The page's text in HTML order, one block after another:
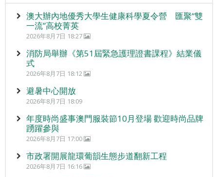
澳大辦內地優秀大學生健康科學夏令營 匯聚“雙
一流”高校菁英
2026年8月7日 18:27
消防局舉辦《第51屆緊急護理證書課程》結業儀
式
2026年8月7日 18:12
避暑中心開放
2026年8月7日 18:09
年度時尚盛事澳門服裝節10月登場 歡迎時尚品牌
踴躍參與
2026年8月7日 17:00
市政署開展龍環葡韻生態步道翻新工程
2026年8月7日 16:16